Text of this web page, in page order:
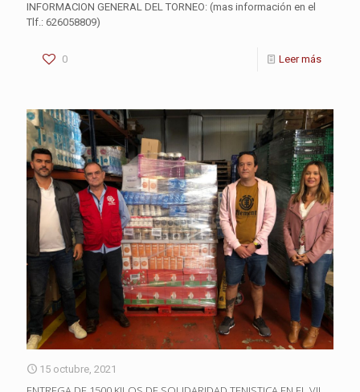
INFORMACION GENERAL DEL TORNEO: (mas información en el
Tlf.: 626058809)
0 Leer más
15 octubre, 2021